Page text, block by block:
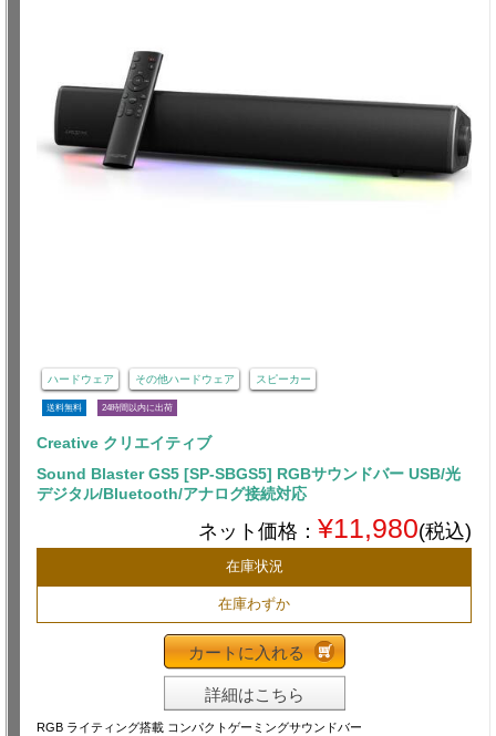
ハードウェア その他ハードウェア スピーカー
送料無料 24時間以内に出荷
Creative クリエイティブ
Sound Blaster GS5 [SP-SBGS5] RGBサウンドバー USB/光
デジタル/Bluetooth/アナログ接続対応
ネット価格： ¥11,980(税込)
在庫状況
在庫わずか
カートに入れる
詳細はこちら
RGB ライティング搭載 コンパクトゲーミングサウンドバー